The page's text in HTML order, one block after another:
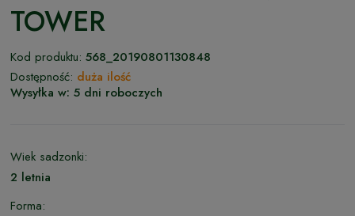
TOWER
Kod produktu: 568_20190801130848
Dostępność: duża ilość
Wysyłka w: 5 dni roboczych
Wiek sadzonki:
2 letnia
Forma: